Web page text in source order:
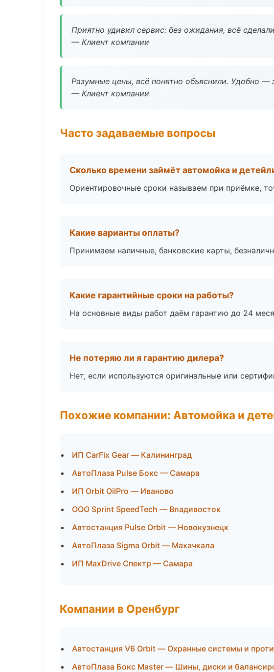
Приятно удивил сервис: без ожидания, всё
— Клиент компании
Разумные цены, всё понятно объяснили. Удобно —
— Клиент компании
Часто задаваемые вопросы
Сколько времени займёт автомойка и
Ориентировочные сроки называем при приёмке,
Какие варианты оплаты?
Принимаем наличные, банковские карты,
Какие гарантийные сроки на работы?
На основные виды работ даём гарантию до 24
Не потеряю ли я гарантию дилера?
Нет, если используются оригинальные или
Похожие компании: Автомойка и
ИП CarFix Gear — Калининград
АвтоПлаза Pulse Бокс — Самара
ИП Orbit OilPro — Иваново
ООО Sprint SpeedTech — Владивосток
Автостанция Pulse Orbit — Новокузнецк
АвтоПлаза Sigma Orbit — Махачкала
ИП MaxDrive Спектр — Самара
Компании в Оренбург
Автостанция V6 Orbit — Охранные системы и
АвтоПлаза Бокс Master — Шины, диски и